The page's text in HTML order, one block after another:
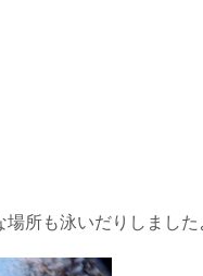
所も泳いだりしました